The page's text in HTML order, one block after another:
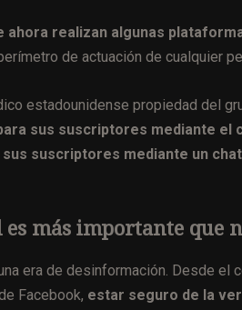
ahora realizan algunas
de actuación de cualquier
estadounidense propiedad del
sus suscriptores mediante el
suscriptores mediante un chat
es más importante
era de desinformación. Desde
Facebook, estar seguro de la